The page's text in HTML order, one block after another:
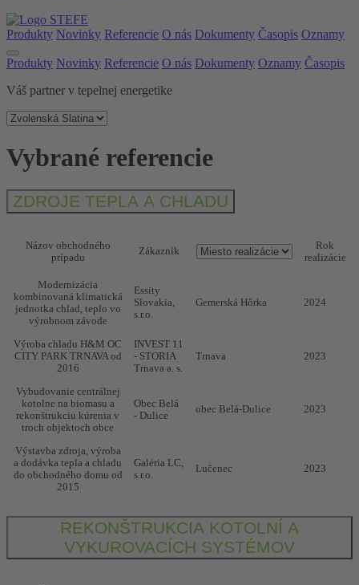
Produkty Novinky Referencie O nás Dokumenty Časopis Oznamy
Produkty Novinky Referencie O nás Dokumenty Oznamy Časopis
Váš partner v tepelnej energetike
Vybrané referencie
ZDROJE TEPLA A CHLADU
Názov obchodného
prípadu
Zákazník
Rok
realizácie
Modernizácia
kombinovaná klimatická
jednotka chlad, teplo vo
výrobnom závode
Essity
Slovakia,
s.r.o.
Gemerská Hôrka 2024
Výroba chladu H&M OC
CITY PARK TRNAVA od
2016
INVEST 11
- STORIA
Trnava a. s.
Trnava 2023
Vybudovanie centrálnej
kotolne na biomasu a
rekonštrukciu kúrenia v
troch objektoch obce
Obec Belá
- Dulice
obec Belá-Dulice 2023
Výstavba zdroja, výroba
a dodávka tepla a chladu
do obchodného domu od
2015
Galéria LC,
s.r.o.
Lučenec 2023
REKONŠTRUKCIA KOTOLNÍ A
VYKUROVACÍCH SYSTÉMOV